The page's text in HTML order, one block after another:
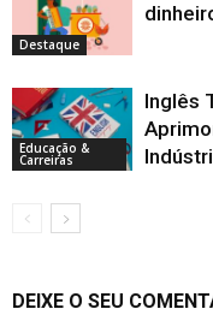
Destaque
Educação &
Carreiras
Inglês
DEIXE O SEU